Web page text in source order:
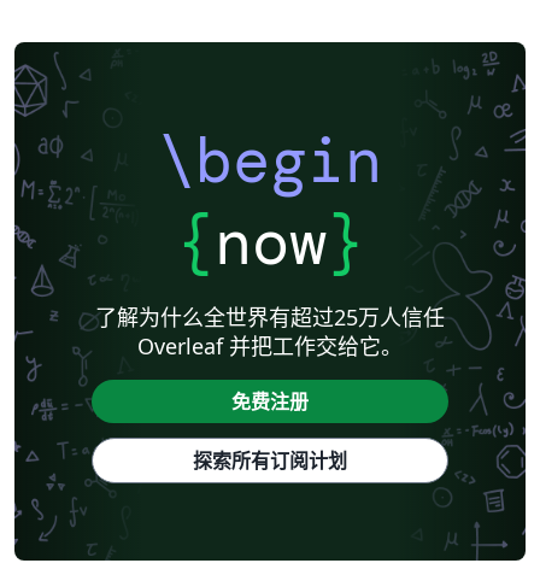
\begin
{now}
了解为什么全世界有超过25万人信任
Overleaf 并把工作交给它。
免费注册
探索所有订阅计划